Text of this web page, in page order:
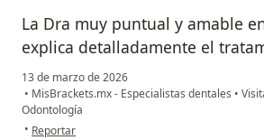
La Dra muy puntual y amable
explica detalladamente el
13 de marzo de 2026
• MisBrackets.mx - Especialistas dentales •
Odontología
• en opinión del usuario Valeria García
Reportar